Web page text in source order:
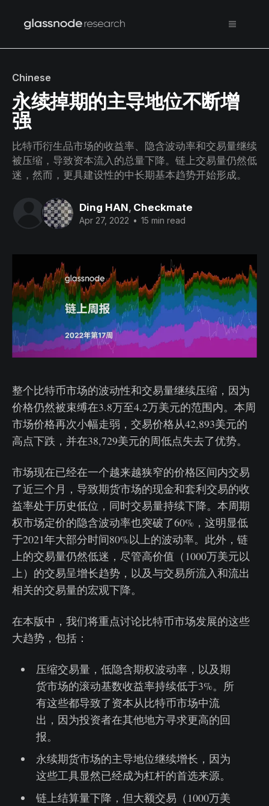
Chinese
永续掉期的主导地位不断增
强
比特币衍生品市场的收益率、隐含波动率和交易量继续
被压缩，导致资本流入的总量下降。链上交易量仍然低
迷，然而，更具建设性的中长期基本趋势开始形成。
Ding HAN, Checkmate
Apr 27, 2022 • 15 min read
整个比特币市场的波动性和交易量继续压缩，因为
价格仍然被束缚在3.8万至4.2万美元的范围内。本周
市场价格再次小幅走弱，交易价格从42,893美元的
高点下跌，并在38,729美元的周低点失去了优势。
市场现在已经在一个越来越狭窄的价格区间内交易
了近三个月，导致期货市场的现金和套利交易的收
益率处于历史低位，同时交易量持续下降。本周期
权市场定价的隐含波动率也突破了60%，这明显低
于2021年大部分时间80%以上的波动率。此外，链
上的交易量仍然低迷，尽管高价值（1000万美元以
上）的交易呈增长趋势，以及与交易所流入和流出
相关的交易量的宏观下降。
在本版中，我们将重点讨论比特币市场发展的这些
大趋势，包括：
压缩交易量，低隐含期权波动率，以及期
货市场的滚动基数收益率持续低于3%。所
有这些都导致了资本从比特币市场中流
出，因为投资者在其他地方寻求更高的回
报。
永续期货市场的主导地位继续增长，因为
这些工具显然已经成为杠杆的首选来源。
链上结算量下降，但大额交易（1000万美